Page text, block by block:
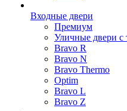
Входные двери
Премиум
Уличные двери с
Bravo R
Bravo N
Bravo Thermo
Optim
Bravo L
Bravo Z